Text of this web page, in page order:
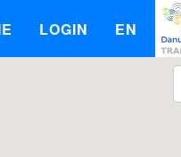
LOGIN EN